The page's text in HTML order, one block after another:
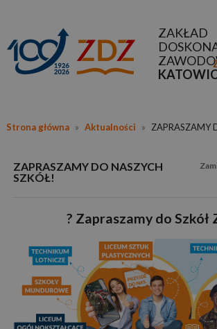
ZAKŁAD
Strona główna » Aktualności » ZAPRASZAMY
ZAPRASZAMY DO NASZYCH
SZKÓŁ!
? Zapraszamy do Szkół